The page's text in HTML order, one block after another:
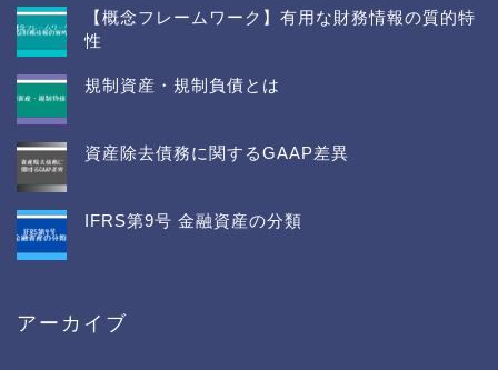
【概念フレームワーク】有用な財務情報の質的特
性
規制資産・規制負債とは
資産除去債務に関するGAAP差異
IFRS第9号 金融資産の分類
アーカイブ